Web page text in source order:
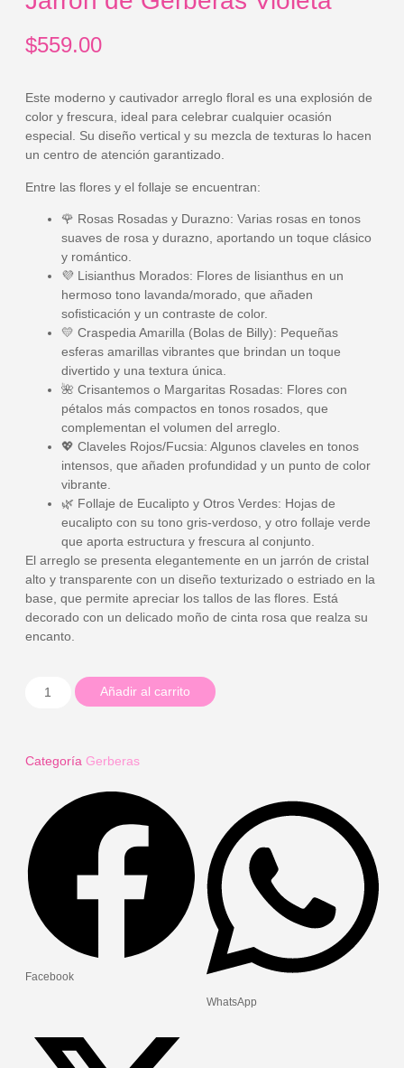
$559.00
Este moderno y cautivador arreglo floral es una explosión de
color y frescura, ideal para celebrar cualquier ocasión
especial. Su diseño vertical y su mezcla de texturas lo hacen
un centro de atención garantizado.
Entre las flores y el follaje se encuentran:
🌹 Rosas Rosadas y Durazno: Varias rosas en tonos
suaves de rosa y durazno, aportando un toque clásico
y romántico.
💜 Lisianthus Morados: Flores de lisianthus en un
hermoso tono lavanda/morado, que añaden
sofisticación y un contraste de color.
💛 Craspedia Amarilla (Bolas de Billy): Pequeñas
esferas amarillas vibrantes que brindan un toque
divertido y una textura única.
🌺 Crisantemos o Margaritas Rosadas: Flores con
pétalos más compactos en tonos rosados, que
complementan el volumen del arreglo.
💖 Claveles Rojos/Fucsia: Algunos claveles en tonos
intensos, que añaden profundidad y un punto de color
vibrante.
🌿 Follaje de Eucalipto y Otros Verdes: Hojas de
eucalipto con su tono gris-verdoso, y otro follaje verde
que aporta estructura y frescura al conjunto.
El arreglo se presenta elegantemente en un jarrón de cristal
alto y transparente con un diseño texturizado o estriado en la
base, que permite apreciar los tallos de las flores. Está
decorado con un delicado moño de cinta rosa que realza su
encanto.
Añadir al carrito
Categoría Gerberas
Facebook
WhatsApp